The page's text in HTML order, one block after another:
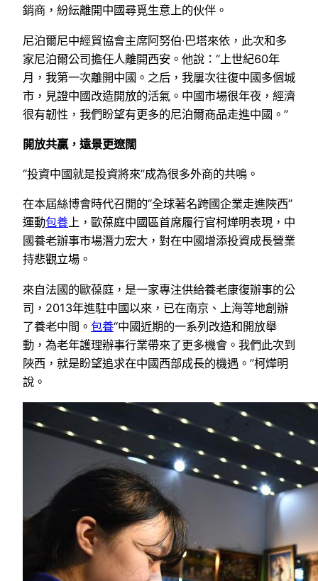
銷商，紛紜離開中國尋覓生意上的伙伴。
尼泊爾尼中經貿協會主席阿努伯·巴塔來依，此次和多
家尼泊爾公司擔任人離開西安。他說：“上世紀60年
月，我第一次離開中國。之后，我屢次往復中國多個城
市，見證中國改造開放的活氣。中國市場很年夜，經濟
很有韌性，我們盼望有更多的尼泊爾商品走進中國。”
開放共贏，遠景更遼闊
“投資中國就是投資將來”成為很多外商的共鳴。
在本屆絲博會時代召開的“全球著名跨國企業走進陜西”
運動包養上，歐葆庭中國區首席履行官柯燁明表現，中
國養老辦事市場潛力宏大，對在中國增添投資成長營業
持悲觀立場。
來自法國的歐葆庭，是一家專注供給養老康復辦事的公
司，2013年進駐中國以來，已在南京、上海等地創辦
了養老中間。 包養“中國近期的一系列改造和開放舉
動，為老年護理辦事行業帶來了更多機會。我們此次到
陜西，就是盼望追求在中國西部成長的機遇。”柯燁明
說。